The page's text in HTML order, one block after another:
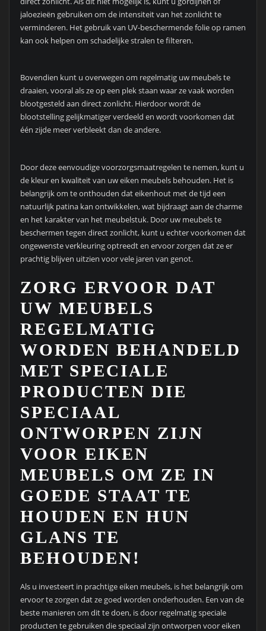
jaloezieën gebruiken om de intensiteit van het zonlicht te
verminderen. Het gebruik van UV-beschermende folie op ramen
kan ook helpen om schadelijke stralen te filteren.
Bovendien kunt u overwegen om regelmatig uw meubels te
draaien, vooral als ze op een plek staan waar ze vaak worden
blootgesteld aan direct zonlicht. Hierdoor wordt de
blootstelling gelijkmatiger verdeeld en wordt voorkomen dat
één zijde meer verbleekt dan de andere.
Door deze eenvoudige voorzorgsmaatregelen te nemen, kunt u
de kleur en kwaliteit van uw eiken meubels behouden. Het is
belangrijk om te onthouden dat eikenhout met de tijd een
natuurlijk patina kan ontwikkelen, wat bijdraagt aan de charme
en het karakter van het meubelstuk. Door uw meubels te
beschermen tegen direct zonlicht, kunt u echter voorkomen dat
ongewenste verkleuring optreedt en ervoor zorgen dat ze er
prachtig blijven uitzien voor vele jaren van genot.
ZORG ERVOOR DAT
UW MEUBELS
REGELMATIG
WORDEN BEHANDELD
MET SPECIALE
PRODUCTEN DIE
SPECIAAL
ONTWORPEN ZIJN
VOOR EIKEN
MEUBELS OM ZE IN
GOEDE STAAT TE
HOUDEN EN HUN
GLANS TE
BEHOUDEN!
Als u investeert in prachtige eiken meubels, is het belangrijk om
ervoor te zorgen dat ze goed worden onderhouden. Een van de
beste manieren om dit te doen, is door regelmatig speciale
producten te gebruiken die speciaal zijn ontworpen voor eiken